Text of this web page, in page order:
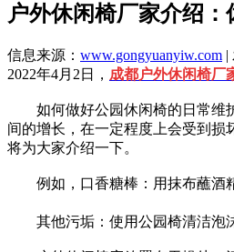
户外休闲椅厂家介绍
信息来源： www.gongyuanyiw.com |
2022年4月2日， 成都户外休闲椅厂
如何做好公园休闲椅的日常维护
间的增长，在一定程度上会受到
将为大家介绍一下。
例如，口香糖棒：用抹布蘸酒精
其他污垢：使用公园椅清洁泡沫